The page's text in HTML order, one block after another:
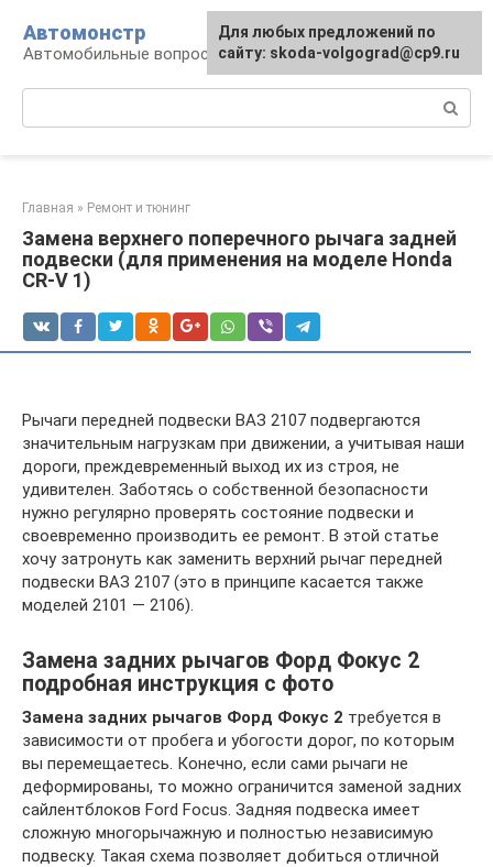
контенту
Автомонстр
Автомобильные вопросы и ответы
Главная » Ремонт и тюнинг
Замена верхнего поперечного рычага задней
подвески (для применения на моделе Honda
CR-V 1)
Рычаги передней подвески ВАЗ 2107 подвергаются
значительным нагрузкам при движении, а учитывая наши
дороги, преждевременный выход их из строя, не
удивителен. Заботясь о собственной безопасности
нужно регулярно проверять состояние подвески и
своевременно производить ее ремонт. В этой статье
хочу затронуть как заменить верхний рычаг передней
подвески ВАЗ 2107 (это в принципе касается также
моделей 2101 — 2106).
Замена задних рычагов Форд Фокус 2
подробная инструкция с фото
Замена задних рычагов Форд Фокус 2 требуется в
зависимости от пробега и убогости дорог, по которым
вы перемещаетесь. Конечно, если сами рычаги не
деформированы, то можно ограничится заменой задних
сайлентблоков Ford Focus. Задняя подвеска имеет
сложную многорычажную и полностью независимую
подвеску. Такая схема позволяет добиться отличной
Для любых предложений по
сайту: skoda-volgograd@cp9.ru